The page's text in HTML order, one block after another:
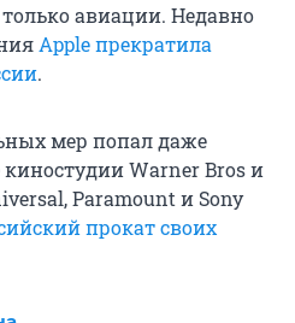
авиации. Недавно
Apple прекратила
.
мер попал даже
Warner Bros и
Paramount и Sony
прокат своих